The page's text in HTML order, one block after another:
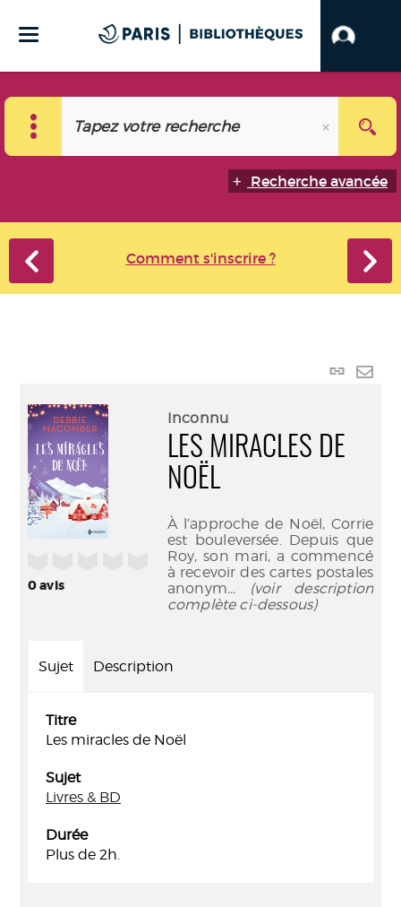
Recherche avancée
Comment s'inscrire ?
Lien
0avis
Inconnu
LES MIRACLES DE
NOËL
À l’approche de Noël, Corrie
est bouleversée. Depuis que
Roy, son mari, a commencé
à recevoir des cartes postales
anonym... (voir description
complète ci-dessous)
Sujet Description
Titre
Les miracles de Noël
Sujet
Livres & BD
Durée
Plus de 2h.